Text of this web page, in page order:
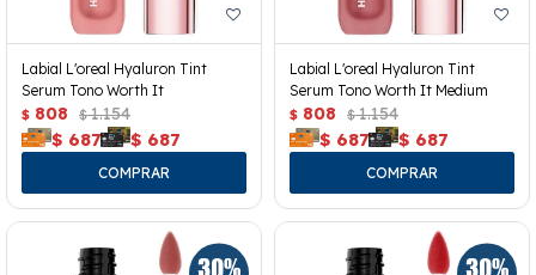
Labial L'oreal Hyaluron Tint
Serum Tono Worth It
$ 808 $ 1.154
$ 687 $ 687
Labial L'oreal Hyaluron Tint
Serum Tono Worth It Medium
$ 808 $ 1.154
$ 687 $ 687